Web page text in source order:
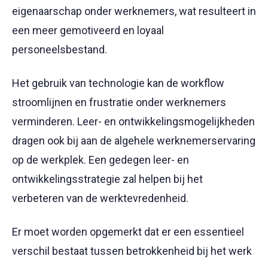
eigenaarschap onder werknemers, wat resulteert in
een meer gemotiveerd en loyaal
personeelsbestand.
Het gebruik van technologie kan de workflow
stroomlijnen en frustratie onder werknemers
verminderen. Leer- en ontwikkelingsmogelijkheden
dragen ook bij aan de algehele werknemerservaring
op de werkplek. Een gedegen leer- en
ontwikkelingsstrategie zal helpen bij het
verbeteren van de werktevredenheid.
Er moet worden opgemerkt dat er een essentieel
verschil bestaat tussen betrokkenheid bij het werk